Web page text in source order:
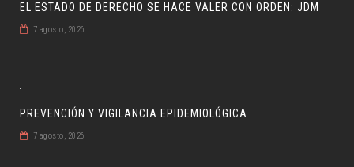
EL ESTADO DE DERECHO SE HACE VALER CON ORDEN: JDM
7 agosto, 2026
PREVENCIÓN Y VIGILANCIA EPIDEMIOLÓGICA
7 agosto, 2026